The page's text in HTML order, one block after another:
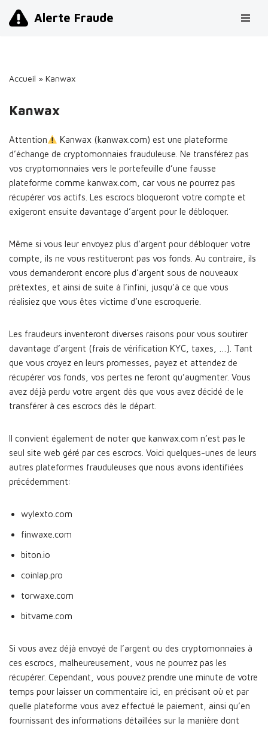
Alerte Fraude
Accueil » Kanwax
Kanwax
Attention
Kanwax (kanwax.com) est une plateforme
d’échange de cryptomonnaies frauduleuse. Ne transférez pas
vos cryptomonnaies vers le portefeuille d’une fausse
plateforme comme kanwax.com, car vous ne pourrez pas
récupérer vos actifs. Les escrocs bloqueront votre compte et
exigeront ensuite davantage d’argent pour le débloquer.
Même si vous leur envoyez plus d’argent pour débloquer votre
compte, ils ne vous restitueront pas vos fonds. Au contraire, ils
vous demanderont encore plus d’argent sous de nouveaux
prétextes, et ainsi de suite à l’infini, jusqu’à ce que vous
réalisiez que vous êtes victime d’une escroquerie.
Les fraudeurs inventeront diverses raisons pour vous soutirer
davantage d’argent (frais de vérification KYC, taxes, …). Tant
que vous croyez en leurs promesses, payez et attendez de
récupérer vos fonds, vos pertes ne feront qu’augmenter. Vous
avez déjà perdu votre argent dès que vous avez décidé de le
transférer à ces escrocs dès le départ.
Il convient également de noter que kanwax.com n’est pas le
seul site web géré par ces escrocs. Voici quelques-unes de leurs
autres plateformes frauduleuses que nous avons identifiées
précédemment:
wylexto.com
finwaxe.com
biton.io
coinlap.pro
torwaxe.com
bitvame.com
Si vous avez déjà envoyé de l’argent ou des cryptomonnaies à
ces escrocs, malheureusement, vous ne pourrez pas les
récupérer. Cependant, vous pouvez prendre une minute de votre
temps pour laisser un commentaire ici, en précisant où et par
quelle plateforme vous avez effectué le paiement, ainsi qu’en
fournissant des informations détaillées sur la manière dont